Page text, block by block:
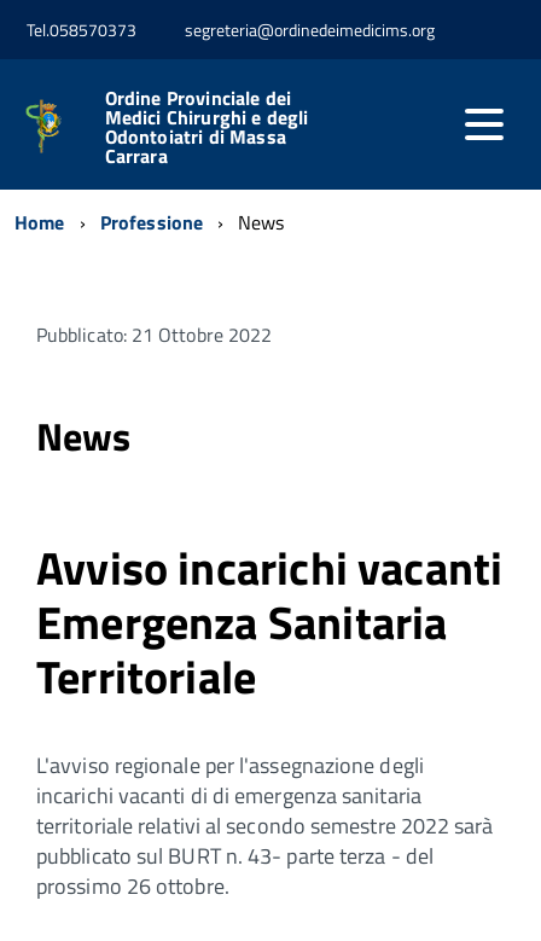
Tel.058570373 segreteria@ordinedeimedicims.org
Ordine Provinciale dei
Medici Chirurghi e degli
Odontoiatri di Massa
Carrara
Home Professione News
Pubblicato: 21 Ottobre 2022
News
Avviso incarichi vacanti
Emergenza Sanitaria
Territoriale
L'avviso regionale per l'assegnazione degli
incarichi vacanti di di emergenza sanitaria
territoriale relativi al secondo semestre 2022 sarà
pubblicato sul BURT n. 43- parte terza - del
prossimo 26 ottobre.